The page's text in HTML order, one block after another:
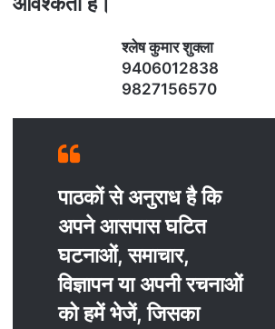
श्‍लेष कुमार शुक्‍ला
9406012838
9827156570
पाठकों से अनुराध है कि
अपने आसपास घटित
घटनाओं, समाचार,
विज्ञापन या अपनी रचनाओं
को हमें भेजें, जिसका